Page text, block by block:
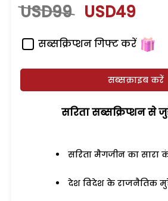
USD99 USD49
सब्सक्रिप्शन गिफ्ट करें
सब्सक्राइब करें
सरिता सब्सक्रिप्शन से
सरिता मैगजीन का सारा
देश विदेश के राजनैतिक